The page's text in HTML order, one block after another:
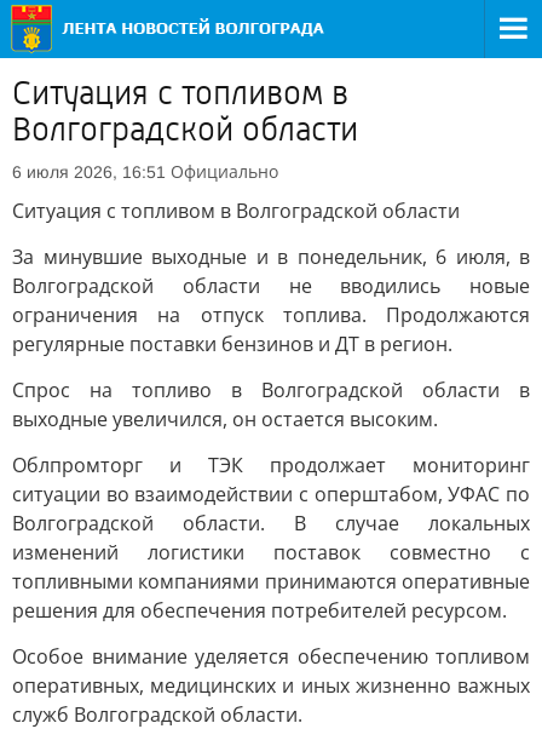
Ситуация с топливом в
Волгоградской области
6 июля 2026, 16:51 Официально
Ситуация с топливом в Волгоградской области
За минувшие выходные и в понедельник, 6 июля, в
Волгоградской области не вводились новые
ограничения на отпуск топлива. Продолжаются
регулярные поставки бензинов и ДТ в регион.
Спрос на топливо в Волгоградской области в
выходные увеличился, он остается высоким.
Облпромторг и ТЭК продолжает мониторинг
ситуации во взаимодействии с оперштабом, УФАС по
Волгоградской области. В случае локальных
изменений логистики поставок совместно с
топливными компаниями принимаются оперативные
решения для обеспечения потребителей ресурсом.
Особое внимание уделяется обеспечению топливом
оперативных, медицинских и иных жизненно важных
служб Волгоградской области.